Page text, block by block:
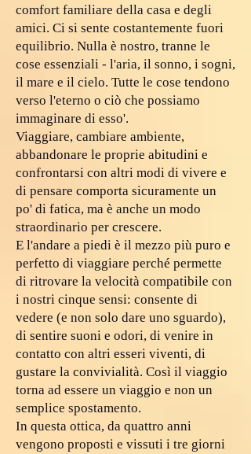
comfort familiare della casa e degli
amici. Ci si sente costantemente fuori
equilibrio. Nulla è nostro, tranne le
cose essenziali - l'aria, il sonno, i sogni,
il mare e il cielo. Tutte le cose tendono
verso l'eterno o ciò che possiamo
immaginare di esso'.
Viaggiare, cambiare ambiente,
abbandonare le proprie abitudini e
confrontarsi con altri modi di vivere e
di pensare comporta sicuramente un
po' di fatica, ma è anche un modo
straordinario per crescere.
E l'andare a piedi è il mezzo più puro e
perfetto di viaggiare perché permette
di ritrovare la velocità compatibile con
i nostri cinque sensi: consente di
vedere (e non solo dare uno sguardo),
di sentire suoni e odori, di venire in
contatto con altri esseri viventi, di
gustare la convivialità. Così il viaggio
torna ad essere un viaggio e non un
semplice spostamento.
In questa ottica, da quattro anni
vengono proposti e vissuti i tre giorni